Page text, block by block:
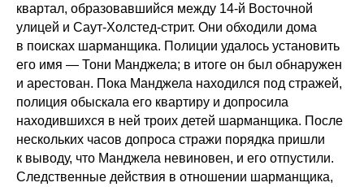
квартал, образовавшийся между 14-й Восточной
улицей и Саут-Холстед-стрит. Они обходили дома
в поисках шарманщика. Полиции удалось установить
его имя — Тони Манджела; в итоге он был обнаружен
и арестован. Пока Манджела находился под стражей,
полиция обыскала его квартиру и допросила
находившихся в ней троих детей шарманщика. После
нескольких часов допроса стражи порядка пришли
к выводу, что Манджела невиновен, и его отпустили.
Следственные действия в отношении шарманщика,